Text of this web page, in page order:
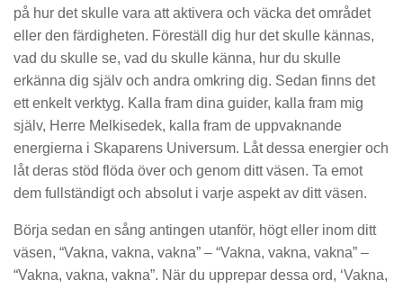
på hur det skulle vara att aktivera och väcka det området
eller den färdigheten. Föreställ dig hur det skulle kännas,
vad du skulle se, vad du skulle känna, hur du skulle
erkänna dig själv och andra omkring dig. Sedan finns det
ett enkelt verktyg. Kalla fram dina guider, kalla fram mig
själv, Herre Melkisedek, kalla fram de uppvaknande
energierna i Skaparens Universum. Låt dessa energier och
låt deras stöd flöda över och genom ditt väsen. Ta emot
dem fullständigt och absolut i varje aspekt av ditt väsen.
Börja sedan en sång antingen utanför, högt eller inom ditt
väsen, “Vakna, vakna, vakna” – “Vakna, vakna, vakna” –
“Vakna, vakna, vakna”. När du upprepar dessa ord, ‘Vakna,